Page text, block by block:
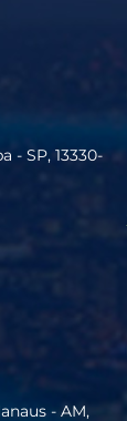
- SP, 13330-
- AM,